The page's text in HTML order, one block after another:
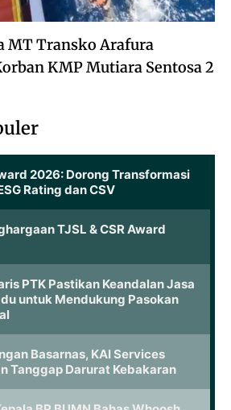
MT Transko Arafura
KMP Mutiara Sentosa 2